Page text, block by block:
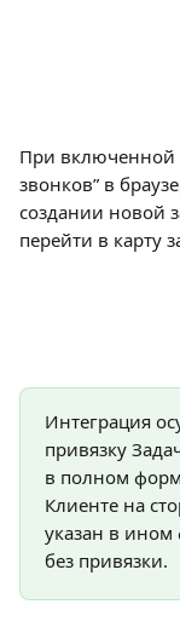
При включенной
звонков” в
создании новой
перейти в карту
Интеграция
привязку
в полном
Клиенте на
указан в ином
без привязки.